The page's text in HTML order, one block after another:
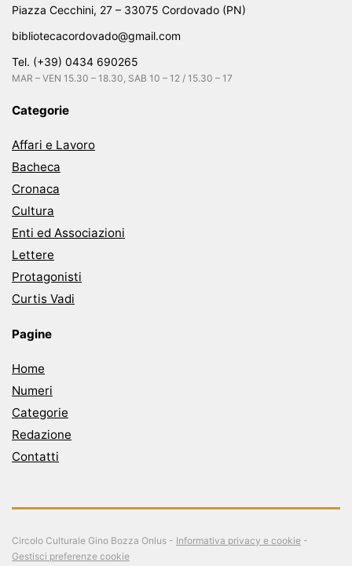
Piazza Cecchini, 27 – 33075 Cordovado (PN)
bibliotecacordovado@gmail.com
Tel. (+39) 0434 690265
MAR – VEN 15.30 – 18.30, SAB 10 – 12 / 15.30 – 17
Categorie
Affari e Lavoro
Bacheca
Cronaca
Cultura
Enti ed Associazioni
Lettere
Protagonisti
Curtis Vadi
Pagine
Home
Numeri
Categorie
Redazione
Contatti
Circolo Culturale Gino Bozza Onlus - Informativa privacy e cookie -
Gestisci preferenze cookie